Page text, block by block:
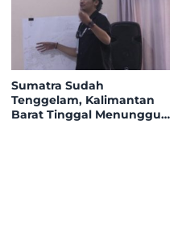
Sumatra Sudah
Tenggelam, Kalimantan
Barat Tinggal Menunggu